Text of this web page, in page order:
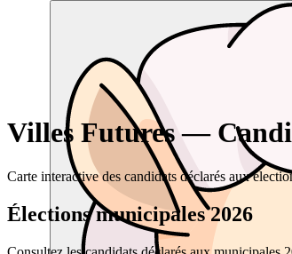
Villes Futures —
Carte interactive des candidats déclarés aux
Élections municipales 2026